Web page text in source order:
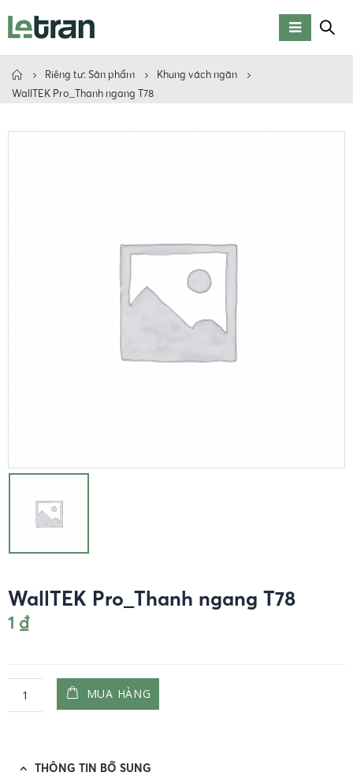
Riêng tư: Sản phẩm
Khung vách ngăn
WallTEK Pro_Thanh ngang T78
WallTEK Pro_Thanh ngang T78
1 ₫
MUA HÀNG
THÔNG TIN BỔ SUNG